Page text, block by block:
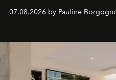
inédites et plongée dans
générationnel.
07.08.2026 by Pauline